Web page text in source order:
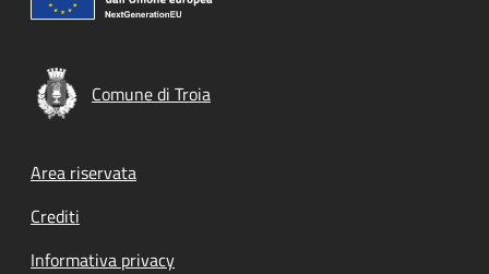
Comune di Troia
Footer menu
Area riservata
Crediti
Informativa privacy